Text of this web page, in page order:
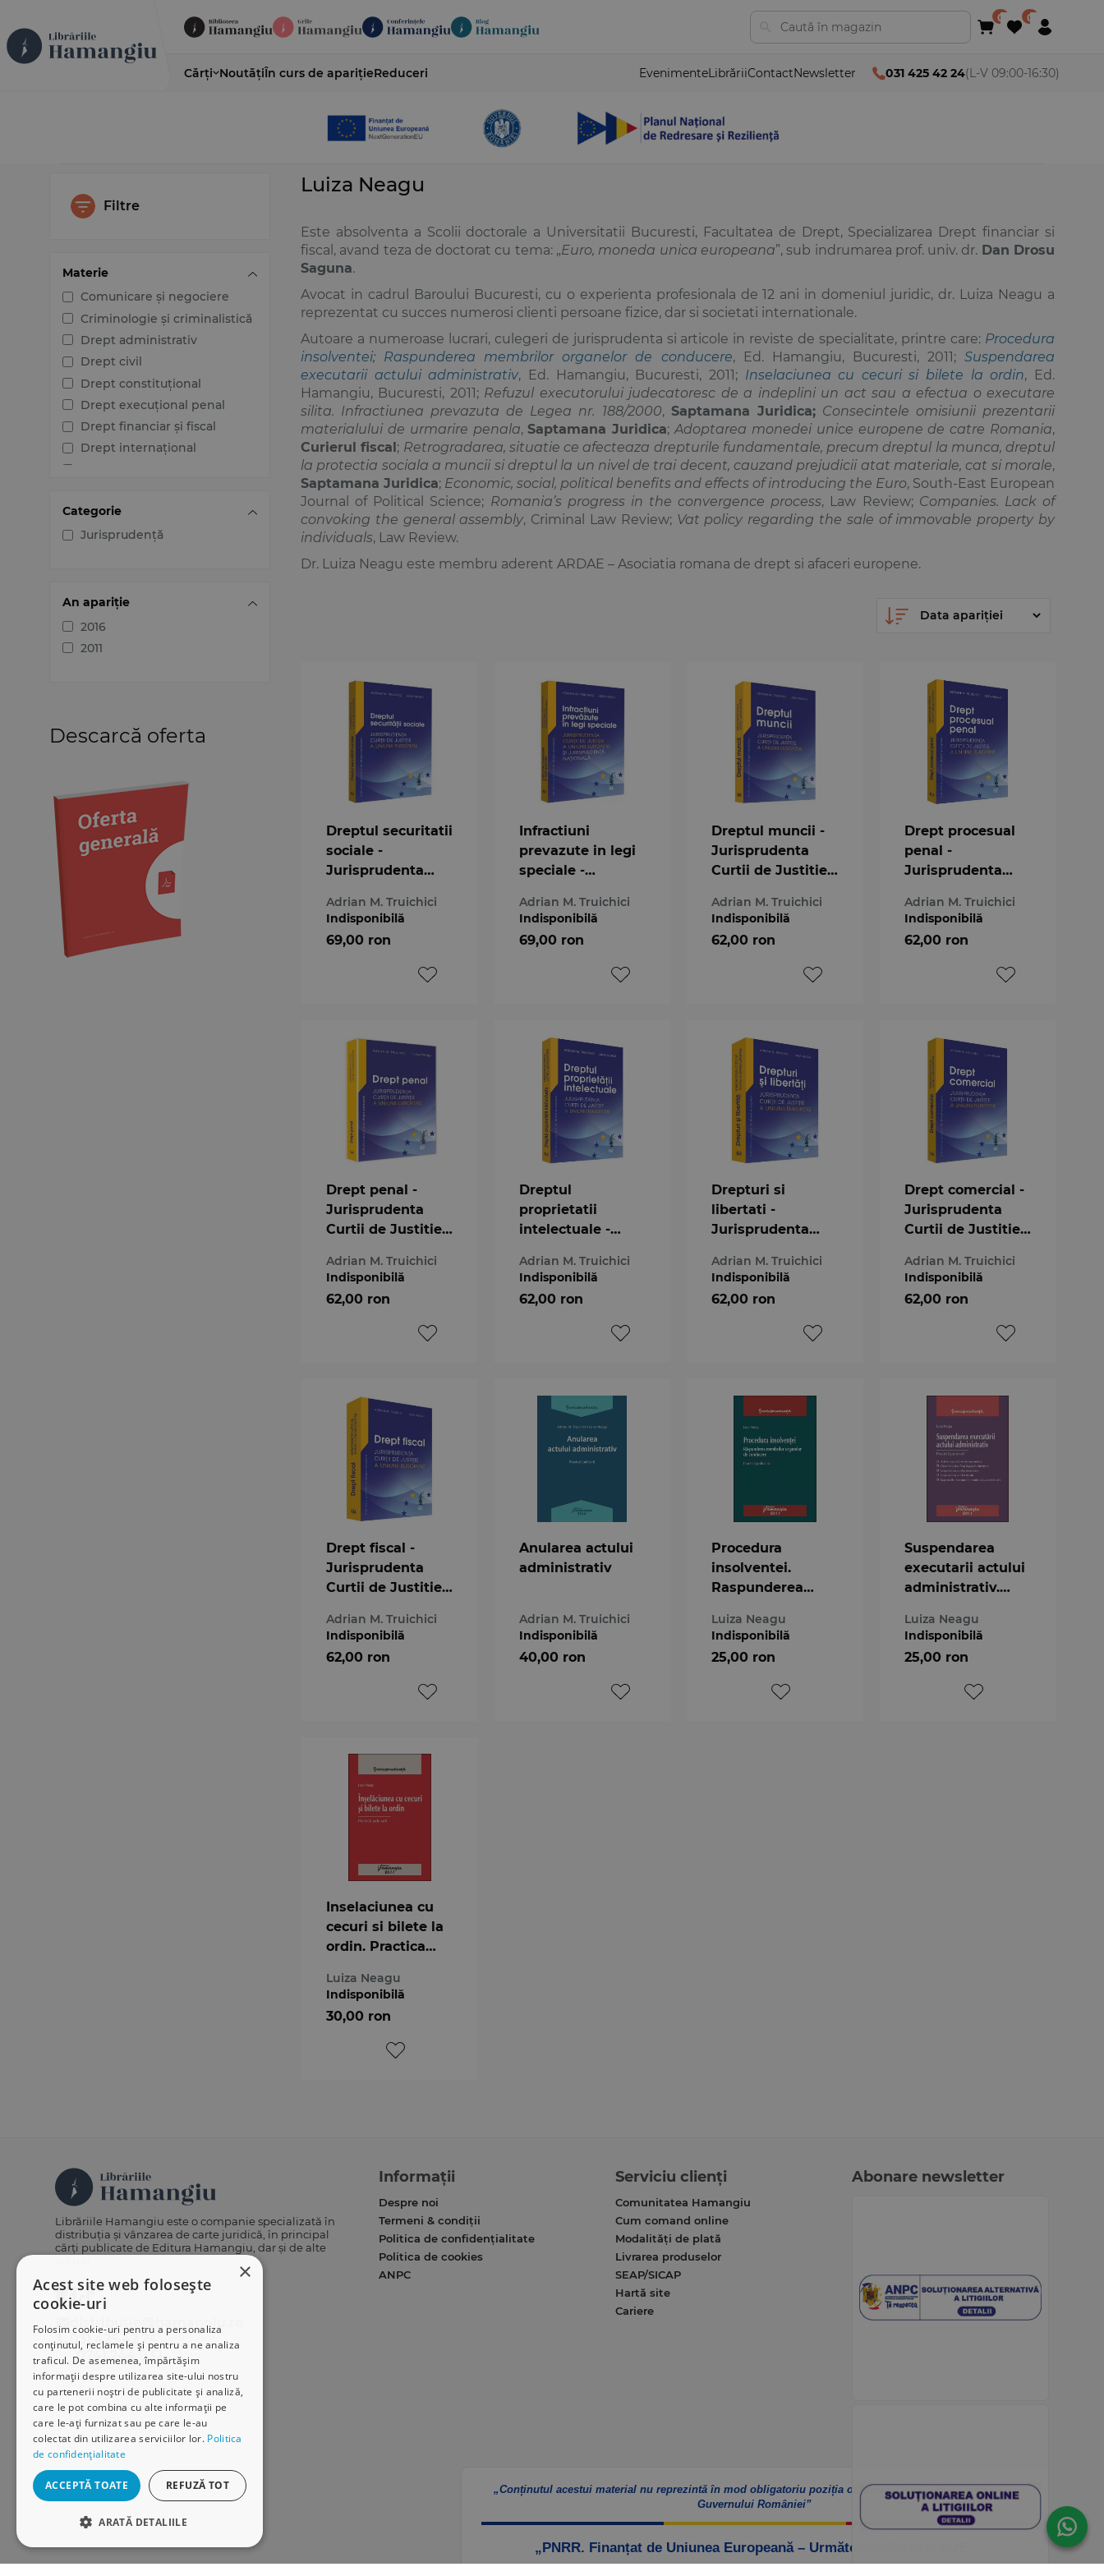
Cărți NoutățiÎn curs de aparițieReduceri EvenimenteLibrăriiContactNewsletter 031 425 42 24(L-V 09:00-16:30)
Filtre
Materie
Comunicare și negociere
Criminologie și criminalistică
Drept administrativ
Drept civil
Drept constituțional
Drept execuțional penal
Drept financiar și fiscal
Drept internațional
Drept procesual penal
Dreptul afacerilor
Dreptul muncii și securității
judecătorești
juridice
Protecția drepturilor omului
Psihologie
Teoria generală a dreptului
Categorie
Jurisprudență
An apariție
2016
2011
Descarcă oferta
Luiza Neagu
Este absolventa a Scolii doctorale a Universitatii Bucuresti, Facultatea de Drept, Specializarea Drept financiar si
fiscal, avand teza de doctorat cu tema: „Euro, moneda unica europeana”, sub indrumarea prof. univ. dr. Dan Drosu
Saguna.
Avocat in cadrul Baroului Bucuresti, cu o experienta profesionala de 12 ani in domeniul juridic, dr. Luiza Neagu a
reprezentat cu succes numerosi clienti persoane fizice, dar si societati internationale.
Autoare a numeroase lucrari, culegeri de jurisprudenta si articole in reviste de specialitate, printre care: Procedura
insolventei; Raspunderea membrilor organelor de conducere, Ed. Hamangiu, Bucuresti, 2011; Suspendarea
executarii actului administrativ, Ed. Hamangiu, Bucuresti, 2011; Inselaciunea cu cecuri si bilete la ordin, Ed.
Hamangiu, Bucuresti, 2011; Refuzul executorului judecatoresc de a indeplini un act sau a efectua o executare
silita. Infractiunea prevazuta de Legea nr. 188/2000, Saptamana Juridica; Consecintele omisiunii prezentarii
materialului de urmarire penala,Saptamana Juridica;Adoptarea monedei unice europene de catre Romania,
Curierul fiscal; Retrogradarea, situatie ce afecteaza drepturile fundamentale, precum dreptul la munca, dreptul
la protectia sociala a muncii si dreptul la un nivel de trai decent, cauzand prejudicii atat materiale, cat si morale,
Saptamana Juridica; Economic, social, political benefits and effects of introducing the Euro, South-East European
Journal of Political Science; Romania’s progress in the convergence process, Law Review; Companies. Lack of
convoking the general assembly, Criminal Law Review; Vat policy regarding the sale of immovable property by
individuals, Law Review.
Dr. Luiza Neagu este membru aderent ARDAE – Asociatia romana de drept si afaceri europene.
Dreptul securitatii
sociale -
Jurisprudenta
a Uniunii
Europene si
jurisprudenta
Adrian M. Truichici
Indisponibilă
69,00 ron
Infractiuni
prevazute in legi
speciale -
Curtii de Justitie
a Uniunii
Europene si
jurisprudenta
Adrian M. Truichici
Indisponibilă
69,00 ron
Dreptul muncii -
Jurisprudenta
Curtii de Justitie
Europene
Adrian M. Truichici
Indisponibilă
62,00 ron
Drept procesual
penal -
Jurisprudenta
a Uniunii
Europene
Adrian M. Truichici
Indisponibilă
62,00 ron
Drept penal -
Jurisprudenta
Curtii de Justitie
Europene
Adrian M. Truichici
Indisponibilă
62,00 ron
Dreptul
proprietatii
intelectuale -
Curtii de Justitie
a Uniunii
Europene
Adrian M. Truichici
Indisponibilă
62,00 ron
Drepturi si
libertati -
Jurisprudenta
a Uniunii
Europene
Adrian M. Truichici
Indisponibilă
62,00 ron
Drept comercial -
Jurisprudenta
Curtii de Justitie
Europene
Adrian M. Truichici
Indisponibilă
62,00 ron
Drept fiscal -
Jurisprudenta
Curtii de Justitie
Europene
Adrian M. Truichici
Indisponibilă
62,00 ron
Anularea actului
administrativ
Adrian M. Truichici
Indisponibilă
40,00 ron
Procedura
insolventei.
Raspunderea
organelor de
conducere.Practica
judiciara
Luiza Neagu
Indisponibilă
25,00 ron
Suspendarea
executarii actului
administrativ.
Luiza Neagu
Indisponibilă
25,00 ron
Inselaciunea cu
cecuri si bilete la
ordin. Practica
Luiza Neagu
Indisponibilă
30,00 ron
×
Acest site web folosește
cookie-uri
Folosim cookie-uri pentru a personaliza
conținutul, reclamele și pentru a ne analiza
traficul. De asemenea, împărtășim
informații despre utilizarea site-ului nostru
cu partenerii noștri de publicitate și analiză,
care le pot combina cu alte informații pe
care le-ați furnizat sau pe care le-au
colectat din utilizarea serviciilor lor. Politica
de confidențialitate
ACCEPTĂ TOATE REFUZĂ TOT
ARATĂ DETALIILE
Librăriile Hamangiu este o companie specializată în
distribuția și vânzarea de carte juridică, în principal
cărți publicate de Editura Hamangiu, dar și de alte
distributie@hamangiu.ro
031 425 42 24
0741 244 032
Informații
Despre noi
Termeni & condiții
Politica de confidențialitate
Politica de cookies
ANPC
Serviciu clienți
Comunitatea Hamangiu
Cum comand online
Modalități de plată
Livrarea produselor
SEAP/SICAP
Hartă site
Cariere
Abonare newsletter
„Conținutul acestui material nu reprezintă în mod obligatoriu poziția oficială a Uniunii Europene sau a
Guvernului României”
„PNRR. Finanțat de Uniunea Europeană – UrmătoareaGenerațieUE”